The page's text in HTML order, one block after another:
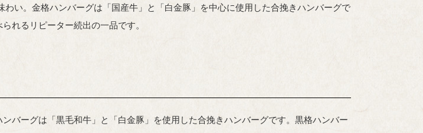
い。金格ハンバーグは「国産牛」と「白金豚」を中心に使用した合挽きハンバーグで
れるリピーター続出の一品です。
バーグは「黒毛和牛」と「白金豚」を使用した合挽きハンバーグです。黒格ハンバー